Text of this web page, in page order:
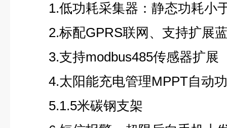
1.低功耗采集器：静态功耗小
2.标配GPRS联网、支持扩展
3.支持modbus485传感器扩展
4.太阳能充电管理MPPT自动
5.1.5米碳钢支架